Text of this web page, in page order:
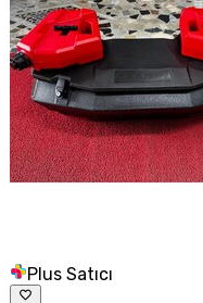
Plus Satıcı